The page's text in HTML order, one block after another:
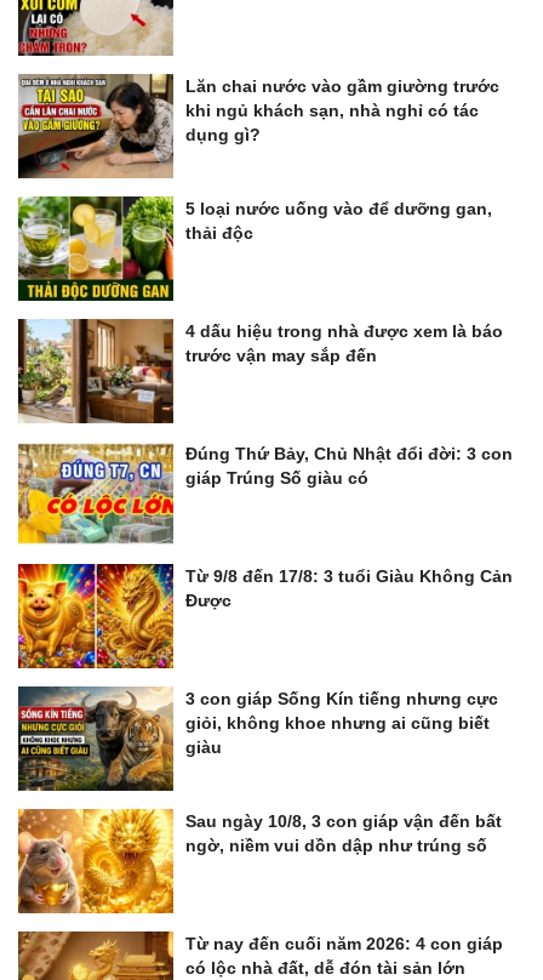
Lăn chai nước vào gầm giường trước
khi ngủ khách sạn, nhà nghỉ có tác
dụng gì?
5 loại nước uống vào để dưỡng gan,
thải độc
4 dấu hiệu trong nhà được xem là báo
trước vận may sắp đến
Đúng Thứ Bảy, Chủ Nhật đổi đời: 3 con
giáp Trúng Số giàu có
Từ 9/8 đến 17/8: 3 tuổi Giàu Không Cản
Được
3 con giáp Sống Kín tiếng nhưng cực
giỏi, không khoe nhưng ai cũng biết
giàu
Sau ngày 10/8, 3 con giáp vận đến bất
ngờ, niềm vui dồn dập như trúng số
Từ nay đến cuối năm 2026: 4 con giáp
có lộc nhà đất, dễ đón tài sản lớn